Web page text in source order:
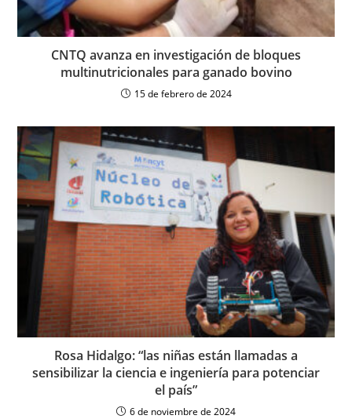
CNTQ avanza en investigación de bloques
multinutricionales para ganado bovino
15 de febrero de 2024
Rosa Hidalgo: “las niñas están llamadas a
sensibilizar la ciencia e ingeniería para potenciar
el país”
6 de noviembre de 2024